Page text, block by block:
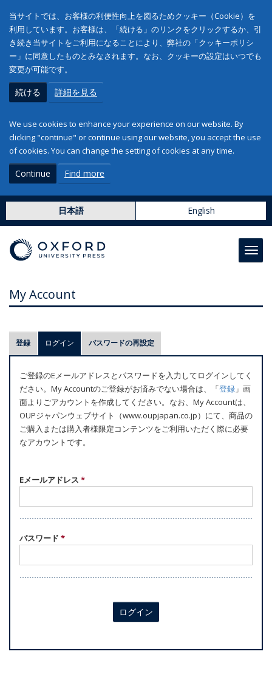
当サイトでは、お客様の利便性向上を図るためクッキー（Cookie）を
利用しています。お客様は、「続ける」のリンクをクリックするか、引
き続き当サイトをご利用になることにより、弊社の「クッキーポリシ
ー」に同意したものとみなされます。なお、クッキーの設定はいつでも
変更が可能です。
続ける 詳細を見る
We use cookies to enhance your experience on our website. By
clicking "continue" or continue using our website, you accept the use
of cookies. You can change the setting of cookies at any time.
Continue Find more
日本語 English
My Account
プ
ラ
マ
リ
ー
タ
ブ
登録 ログイン (アクティブなタブ)
パスワードの再設定
ご登録のEメールアドレスとパスワードを入力してログインしてく
ださい。My Accountのご登録がお済みでない場合は、「登録 」画
面よりごアカウントを作成してください。なお、My Accountは、
OUPジャパンウェブサイト（www.oupjapan.co.jp）にて、商品の
ご購入または購入者様限定コンテンツをご利用いただく際に必要
なアカウントです。
Eメールアドレス *
パスワード *
ログイン